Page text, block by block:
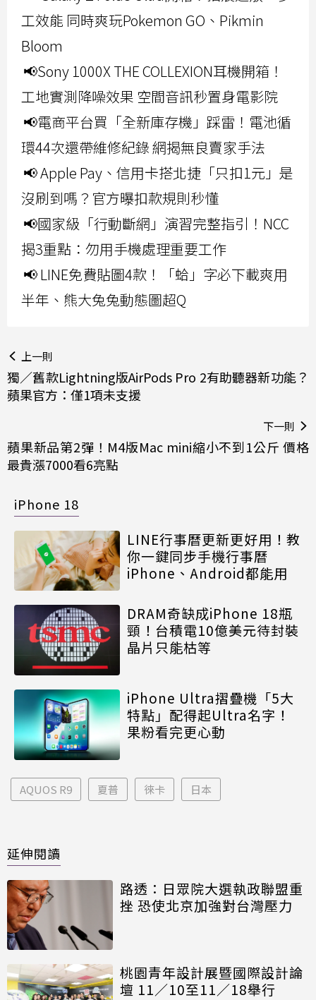
工效能 同時爽玩Pokemon GO、Pikmin
Bloom
📢Sony 1000X THE COLLEXION耳機開箱！
工地實測降噪效果 空間音訊秒置身電影院
📢電商平台買「全新庫存機」踩雷！電池循
環44次還帶維修紀錄 網揭無良賣家手法
📢 Apple Pay、信用卡搭北捷「只扣1元」是
沒刷到嗎？官方曝扣款規則秒懂
📢國家級「行動斷網」演習完整指引！NCC
揭3重點：勿用手機處理重要工作
📢 LINE免費貼圖4款！「蛤」字必下載爽用
半年、熊大兔兔動態圖超Q
上一則
獨／舊款Lightning版AirPods Pro 2有助聽器新功能？
蘋果官方：僅1項未支援
下一則
蘋果新品第2彈！M4版Mac mini縮小不到1公斤 價格
最貴漲7000看6亮點
iPhone 18
LINE行事曆更新更好用！教
你一鍵同步手機行事曆
iPhone、Android都能用
DRAM奇缺成iPhone 18瓶
頸！台積電10億美元待封裝
晶片只能枯等
iPhone Ultra摺疊機「5大
特點」配得起Ultra名字！
果粉看完更心動
AQUOS R9 夏普 徠卡 日本
延伸閱讀
路透：日眾院大選執政聯盟重
挫 恐使北京加強對台灣壓力
桃園青年設計展暨國際設計論
壇 11／10至11／18舉行